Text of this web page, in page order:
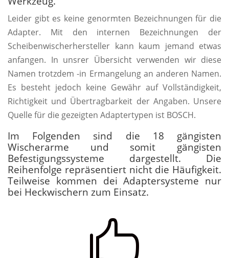
Leider gibt es keine genormten Bezeichnungen für die
Adapter. Mit den internen Bezeichnungen der
Scheibenwischerhersteller kann kaum jemand etwas
anfangen. In unsrer Übersicht verwenden wir diese
Namen trotzdem -in Ermangelung an anderen Namen.
Es besteht jedoch keine Gewähr auf Vollständigkeit,
Richtigkeit und Übertragbarkeit der Angaben. Unsere
Quelle für die gezeigten Adaptertypen ist BOSCH.
Im Folgenden sind die 18 gängisten
Wischerarme und somit gängisten
Befestigungssysteme dargestellt. Die
Reihenfolge repräsentiert nicht die Häufigkeit.
Teilweise kommen dei Adaptersysteme nur
bei Heckwischern zum Einsatz.
